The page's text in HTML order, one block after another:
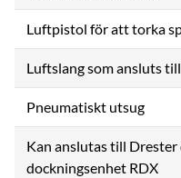
Luftpistol för att torka
Luftslang som ansluts
Pneumatiskt utsug
Kan anslutas till
dockningsenhet RDX